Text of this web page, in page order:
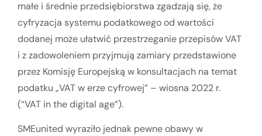
małe i średnie przedsiębiorstwa zgadzają się, że
cyfryzacja systemu podatkowego od wartości
dodanej może ułatwić przestrzeganie przepisów VAT
i z zadowoleniem przyjmują zamiary przedstawione
przez Komisję Europejską w konsultacjach na temat
podatku „VAT w erze cyfrowej” – wiosna 2022 r.
(“VAT in the digital age”).
SMEunited wyraziło jednak pewne obawy w